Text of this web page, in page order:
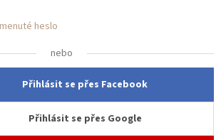
heslo
nebo
Přihlásit se přes Facebook
Přihlásit se přes Google